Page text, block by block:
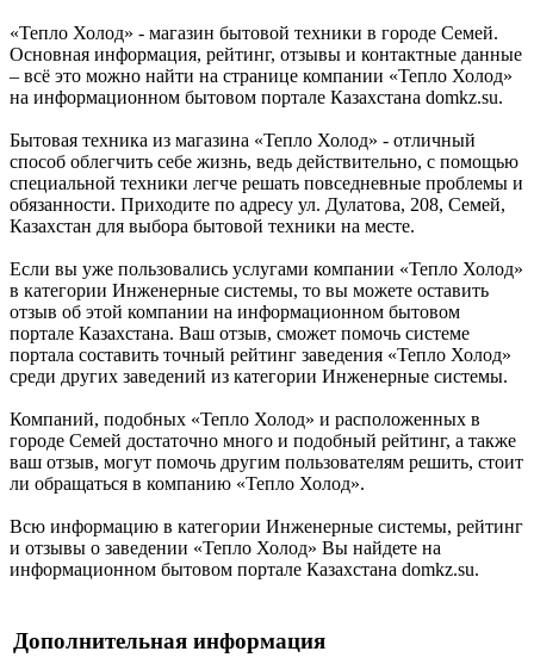
«Тепло Холод» - магазин бытовой техники в городе Семей.
Основная информация, рейтинг, отзывы и контактные данные
– всё это можно найти на странице компании «Тепло Холод»
на информационном бытовом портале Казахстана domkz.su.
Бытовая техника из магазина «Тепло Холод» - отличный
способ облегчить себе жизнь, ведь действительно, с помощью
специальной техники легче решать повседневные проблемы и
обязанности. Приходите по адресу ул. Дулатова, 208, Семей,
Казахстан для выбора бытовой техники на месте.
Если вы уже пользовались услугами компании «Тепло Холод»
в категории Инженерные системы, то вы можете оставить
отзыв об этой компании на информационном бытовом
портале Казахстана. Ваш отзыв, сможет помочь системе
портала составить точный рейтинг заведения «Тепло Холод»
среди других заведений из категории Инженерные системы.
Компаний, подобных «Тепло Холод» и расположенных в
городе Семей достаточно много и подобный рейтинг, а также
ваш отзыв, могут помочь другим пользователям решить, стоит
ли обращаться в компанию «Тепло Холод».
Всю информацию в категории Инженерные системы, рейтинг
и отзывы о заведении «Тепло Холод» Вы найдете на
информационном бытовом портале Казахстана domkz.su.
Дополнительная информация